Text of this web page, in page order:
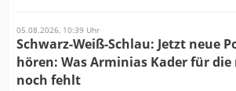
05.08.2026, 10:39 Uhr
Schwarz-Weiß-Schlau: Jetzt neue
hören: Was Arminias Kader für die
noch fehlt